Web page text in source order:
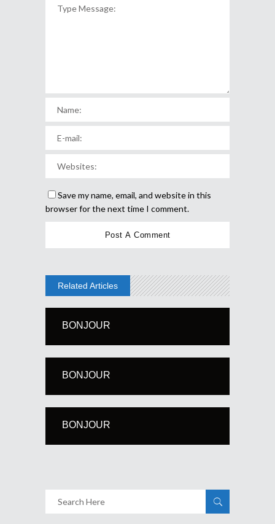
Save my name, email, and website in this
browser for the next time I comment.
Related Articles
BONJOUR
BONJOUR
BONJOUR